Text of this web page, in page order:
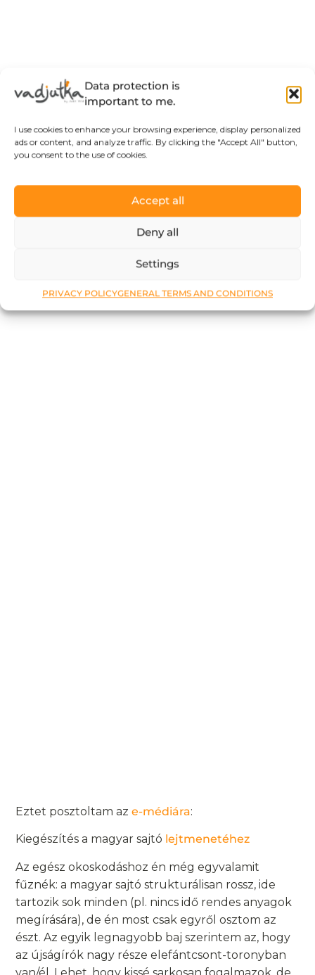
Data protection is
important to me.
I use cookies to enhance your browsing experience, display personalized
ads or content, and analyze traffic. By clicking the "Accept All" button,
you consent to the use of cookies.
Accept all
Deny all
Settings
PRIVACY POLICYGENERAL TERMS AND CONDITIONS
Eztet posztoltam aze-médiára:
Kiegészítés a magyar sajtó lejtmenetéhez
Az egész okoskodáshoz én még egyvalamit
fűznék: a magyar sajtó strukturálisan rossz, ide
tartozik sok minden (pl. nincs idő rendes anyagok
megírására), de én most csak egyről osztom az
észt. Az egyik legnagyobb baj szerintem az, hogy
az újságírók nagy része elefántcsont-toronyban